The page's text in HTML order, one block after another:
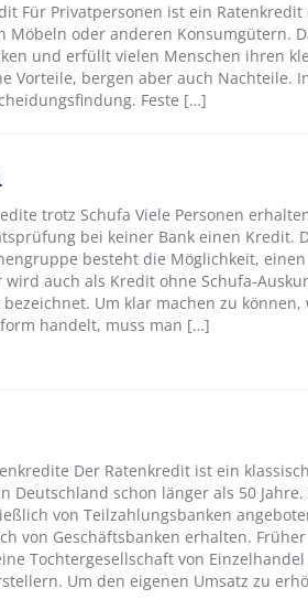
Für Privatpersonen ist ein
Möbeln oder anderen Konsumgütern.
und erfüllt vielen Menschen ihren
Vorteile, bergen aber auch Nachteile.
Feste […]
trotz Schufa Viele Personen
bei keiner Bank einen Kredit.
besteht die Möglichkeit,
wird auch als Kredit ohne Schufa-
Um klar machen zu
handelt, muss man […]
Der Ratenkredit ist ein
Deutschland schon länger als 50
von Teilzahlungsbanken
von Geschäftsbanken erhalten.
Tochtergesellschaft von
Um den eigenen Umsatz zu